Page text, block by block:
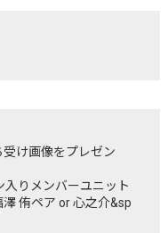
け画像をプレゼン
りメンバーユニット
侑ペア or 心之介&sp